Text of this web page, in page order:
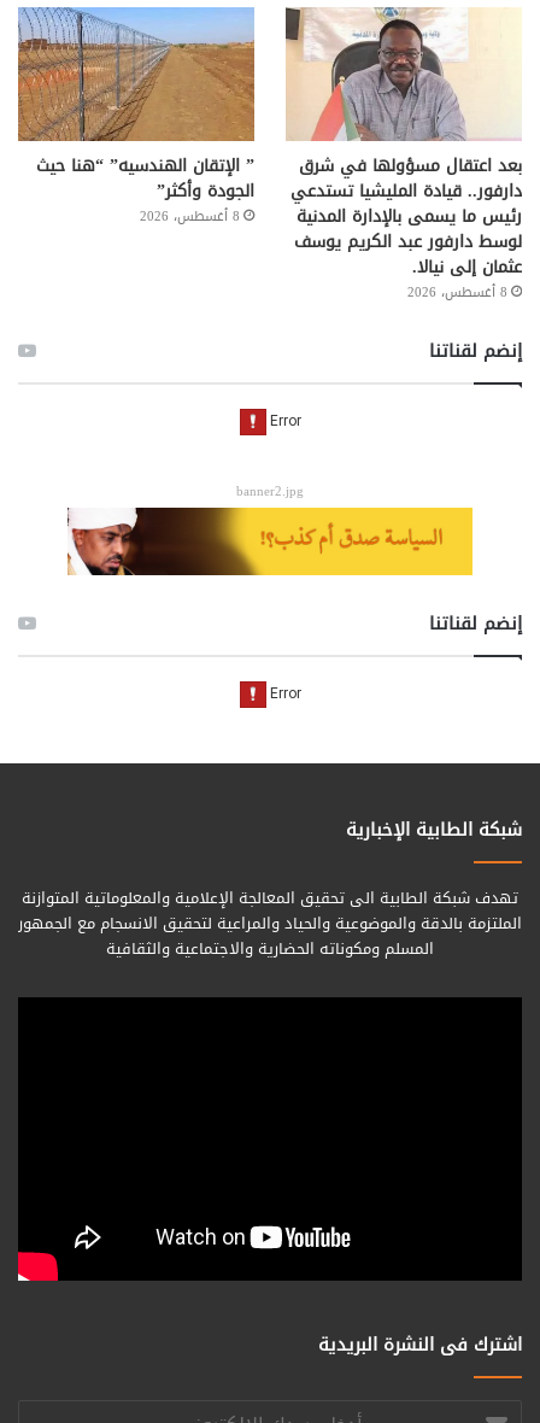
بعد اعتقال مسؤولها في شرق
دارفور.. قيادة المليشيا تستدعي
رئيس ما يسمى بالإدارة المدنية
لوسط دارفور عبد الكريم يوسف
عثمان إلى نيالا.
8 أغسطس، 2026
” الإتقان الهندسيه” “هنا حيث
الجودة وأكثر”
8 أغسطس، 2026
إنضم لقناتنا
banner2.jpg
إنضم لقناتنا
شبكة الطابية الإخبارية
تهدف شبكة الطابية الى تحقيق المعالجة الإعلامية والمعلوماتية المتوازنة
الملتزمة بالدقة والموضوعية والحياد والمراعية لتحقيق الانسجام مع الجمهور
المسلم ومكوناته الحضارية والاجتماعية والثقافية
اشترك فى النشرة البريدية
أدخل